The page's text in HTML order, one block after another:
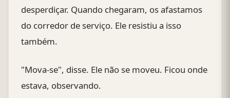
desperdiçar. Quando chegaram, os afastamos
do corredor de serviço. Ele resistiu a isso
também.
"Mova-se", disse. Ele não se moveu. Ficou onde
estava, observando.